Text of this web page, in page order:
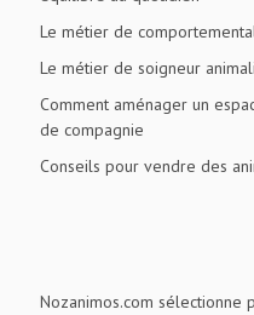
Le métier de
Le métier de soigneur
Comment aménager un
de compagnie
Conseils pour vendre des
Nozanimos.com